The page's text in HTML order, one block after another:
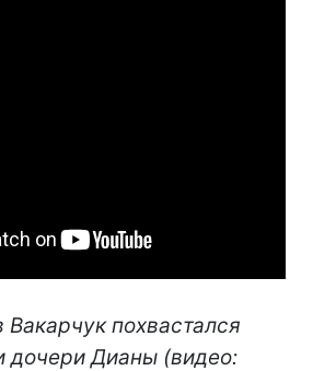
Вакарчук похвастался
дочери Дианы (видео: